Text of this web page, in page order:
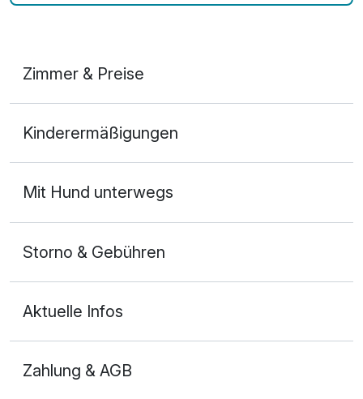
Zimmer & Preise
2 Erwachsene und 1 Kind
Kinderermäßigungen
Mit Hund unterwegs
Storno & Gebühren
Aktuelle Infos
Zahlung & AGB